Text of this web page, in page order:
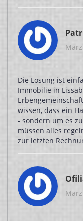
Die Lösung ist
Immobilie in
wissen, dass ein
- sondern um es
müssen alles
zur letzten